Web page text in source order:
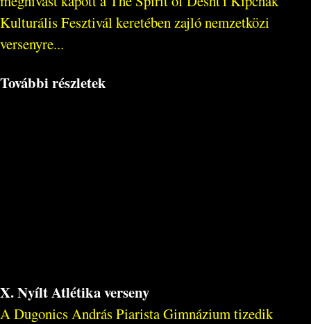
Kulturális Fesztivál keretében zajló nemzetközi
versenyre...
További részletek
X. Nyílt Atlétika verseny
A Dugonics András Piarista Gimnázium tizedik